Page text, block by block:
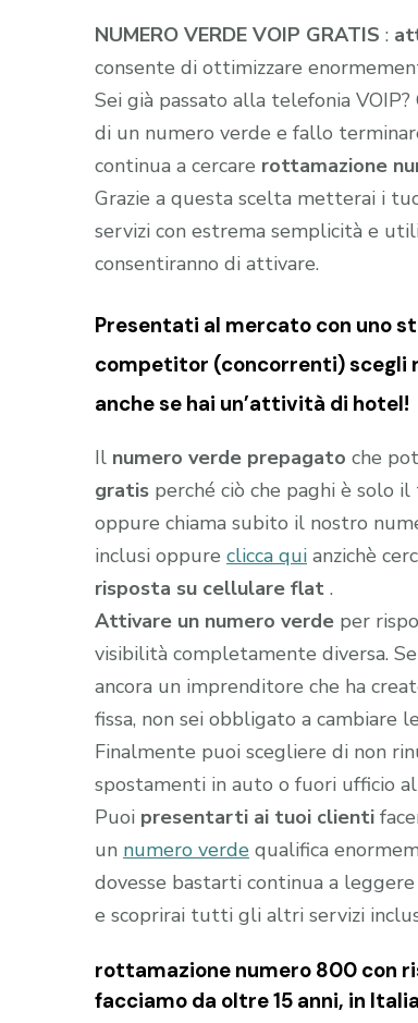
NUMERO VERDE VOIP GRATIS :
consente di ottimizzare
Sei già passato alla telefonia
di un numero verde e fallo
continua a cercare rottamazione
Grazie a questa scelta metterai i
servizi con estrema semplicità e
consentiranno di attivare.
Presentati al mercato con uno
competitor (concorrenti) scegli
anche se hai un’attività di hotel!
Il numero verde prepagato che
gratis perché ciò che paghi è solo
oppure chiama subito il nostro
inclusi oppure clicca qui anzichè
risposta su cellulare flat .
Attivare un numero verde per
visibilità completamente diversa.
ancora un imprenditore che ha
fissa, non sei obbligato a cambiare
Finalmente puoi scegliere di non
spostamenti in auto o fuori ufficio
Puoi presentarti ai tuoi clienti
un numero verde qualifica
dovesse bastarti continua a
e scoprirai tutti gli altri servizi
rottamazione numero 800 con
facciamo da oltre 15 anni, in